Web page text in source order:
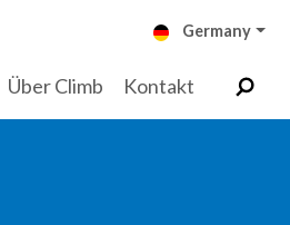
Germany
Über Climb Kontakt